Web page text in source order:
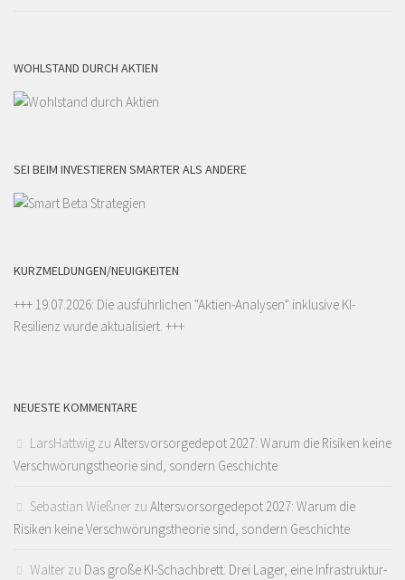
WOHLSTAND DURCH AKTIEN
SEI BEIM INVESTIEREN SMARTER ALS ANDERE
KURZMELDUNGEN/NEUIGKEITEN
+++ 19.07.2026: Die ausführlichen "Aktien-Analysen" inklusive KI-
Resilienz wurde aktualisiert. +++
NEUESTE KOMMENTARE
LarsHattwig zu Altersvorsorgedepot 2027: Warum die Risiken keine
Verschwörungstheorie sind, sondern Geschichte
Sebastian Wießner zu Altersvorsorgedepot 2027: Warum die
Risiken keine Verschwörungstheorie sind, sondern Geschichte
Walter zu Das große KI-Schachbrett: Drei Lager, eine Infrastruktur-